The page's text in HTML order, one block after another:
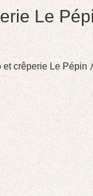
Le
et crêperie Le Pépin